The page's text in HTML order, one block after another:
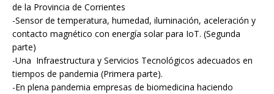
de la Provincia de Corrientes
-Sensor de temperatura, humedad, iluminación, aceleración y
contacto magnético con energía solar para IoT. (Segunda
parte)
-Una Infraestructura y Servicios Tecnológicos adecuados en
tiempos de pandemia (Primera parte).
-En plena pandemia empresas de biomedicina haciendo